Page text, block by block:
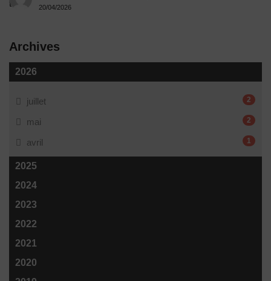
20/04/2026
Archives
2026
juillet 2
mai 2
avril 1
2025
2024
2023
2022
2021
2020